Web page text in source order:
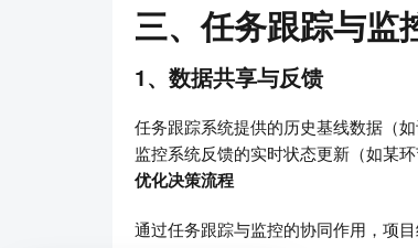
三、任务跟踪与监
1、数据共享与反馈
任务跟踪系统提供的历史基线数据（
监控系统反馈的实时状态更新（如某
优化决策流程
通过任务跟踪与监控的协同作用，项